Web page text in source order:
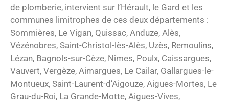
de plomberie, intervient sur l’Hérault, le Gard et les
communes limitrophes de ces deux départements :
Sommières, Le Vigan, Quissac, Anduze, Alès,
Vézénobres, Saint-Christol-lès-Alès, Uzès, Remoulins,
Lézan, Bagnols-sur-Cèze, Nîmes, Poulx, Caissargues,
Vauvert, Vergèze, Aimargues, Le Cailar, Gallargues-le-
Montueux, Saint-Laurent-d’Aigouze, Aigues-Mortes, Le
Grau-du-Roi, La Grande-Motte, Aigues-Vives,